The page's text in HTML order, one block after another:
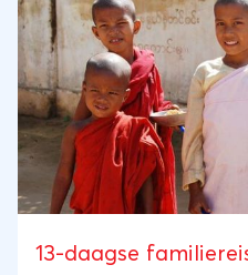
13-daagse